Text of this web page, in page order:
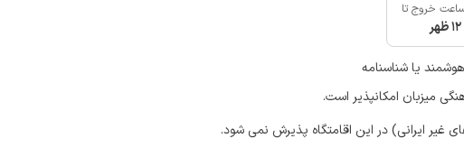
خروج تا
12 ظهر
یا شناسنامه
میزبان امکانپذیر است.
غیر ایرانی) در این اقامتگاه پذیرش نمی شود.